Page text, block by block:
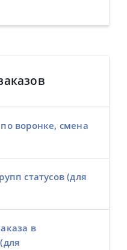
воронке, смена
статусов (для
в